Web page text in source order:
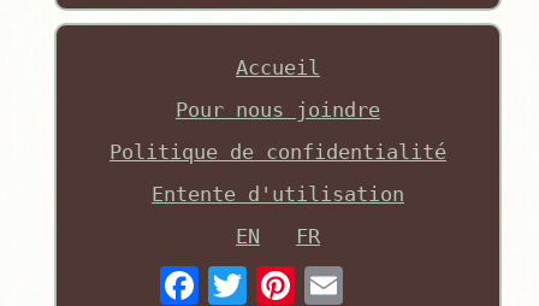
Accueil
Pour nous joindre
Politique de confidentialité
Entente d'utilisation
EN
FR